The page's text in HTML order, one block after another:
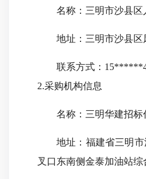
名称： 三明市沙县
地址： 三明市沙县区
联系方式：
2.采购机构信息
名称： 三明华建招标
地址： 福建省三明
叉口东南侧金泰加油站综